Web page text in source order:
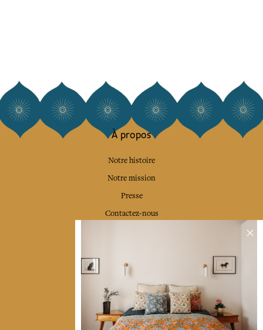
À propos
Notre histoire
Notre mission
Presse
Contactez-nous
Déco & Linge de maison
Linge de table
Sacs & pochettes
Mode